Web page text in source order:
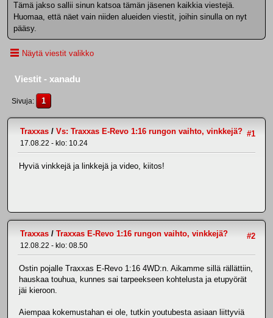
Tämä jakso sallii sinun katsoa tämän jäsenen kaikkia viestejä.
Huomaa, että näet vain niiden alueiden viestit, joihin sinulla on nyt
pääsy.
Näytä viestit valikko
Viestit - xanadu
Sivuja 1
#1
Traxxas / Vs: Traxxas E-Revo 1:16 rungon vaihto, vinkkejä?
17.08.22 - klo: 10.24
Hyviä vinkkejä ja linkkejä ja video, kiitos!
#2
Traxxas / Traxxas E-Revo 1:16 rungon vaihto, vinkkejä?
12.08.22 - klo: 08.50
Ostin pojalle Traxxas E-Revo 1:16 4WD:n. Aikamme sillä rällättiin,
hauskaa touhua, kunnes sai tarpeekseen kohtelusta ja etupyörät
jäi kieroon.
Aiempaa kokemustahan ei ole, tutkin youtubesta asiaan liittyviä